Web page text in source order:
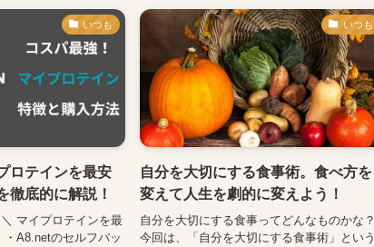
いつも
ロテインを最安
徹底的に解説！
マイプロテインを最
A8.netのセルフバッ
いつも
自分を大切にする食事術。食べ方を
変えて人生を劇的に変えよう！
自分を大切にする食事ってどんなものかな？
今回は、「自分を大切にする食事術」という